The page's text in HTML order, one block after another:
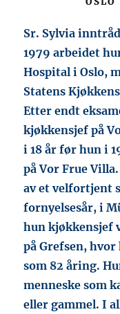
Sr. Sylvia
1979 arbeidet
Hospital i Oslo,
Statens
Etter endt
kjøkkensjef på
i 18 år før hun i
på Vor Frue
av et velfortjent
fornyelsesår, i
hun kjøkkensjef
på Grefsen,
som 82 åring.
menneske som
eller gammel. I